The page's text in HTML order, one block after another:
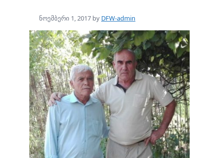
ნოემბერი 1, 2017 by DFW-admin